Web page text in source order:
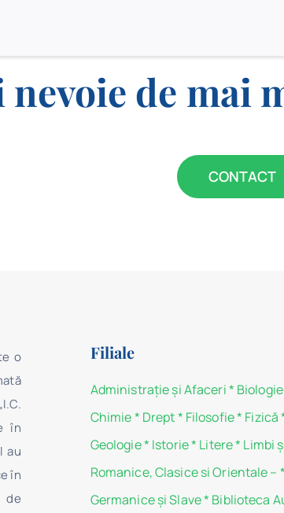
nevoie de mai
CONTACT
o
în
au
în
de
Filiale
Administraţie şi Afaceri*
Chimie* Drept* Filosofie* Fizică
Geologie* Istorie* Litere* Limbi
Romanice, Clasice si Orientale – *
Germanice şi Slave* Biblioteca